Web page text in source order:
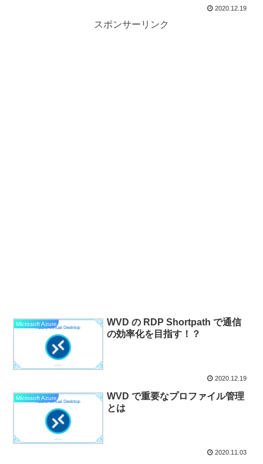
2020.12.19
スポンサーリンク
Microsoft Azure
WVD の RDP Shortpath で通信
の効率化を目指す！？
2020.12.19
Microsoft Azure
WVD で重要なプロファイル管理
とは
2020.11.03